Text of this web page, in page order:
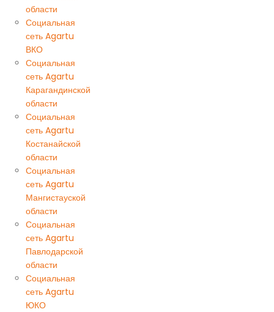
области
Социальная
сеть Agartu
ВКО
Социальная
сеть Agartu
Карагандинской
области
Социальная
сеть Agartu
Костанайской
области
Социальная
сеть Agartu
Мангистауской
области
Социальная
сеть Agartu
Павлодарской
области
Социальная
сеть Agartu
ЮКО